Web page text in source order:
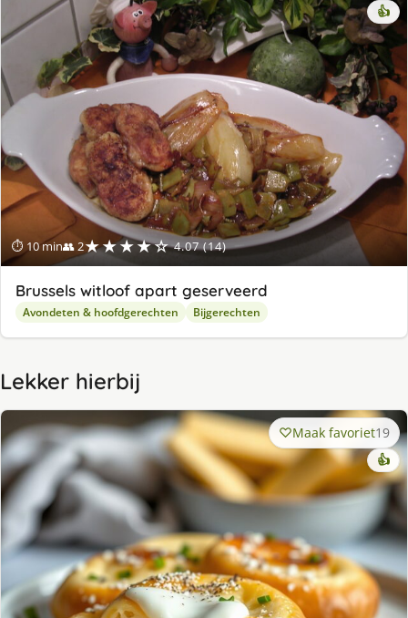
⏱ 10 min👥 2★★★★☆ 4.07 (14)
👍
Brussels witloof apart geserveerd
Avondeten & hoofdgerechten Bijgerechten
Lekker hierbij
Maak favoriet19
👍